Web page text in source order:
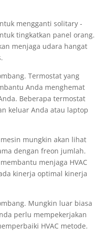
mengganti solitary -
tingkatkan panel orang.
menjaga udara hangat
Termostat yang
Anda menghemat
Beberapa termostat
keluar Anda atau laptop
mungkin akan lihat
dengan freon jumlah.
menjaga HVAC
kinerja optimal kinerja
Mungkin luar biasa
perlu mempekerjakan
HVAC metode.